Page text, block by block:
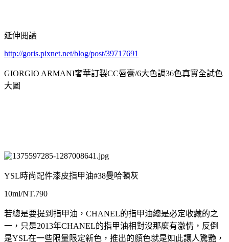
延伸閱讀
http://goris.pixnet.net/blog/post/39717691
GIORGIO ARMANI奢華訂製CC唇膏/6大色調36色真實全試色
大圖
YSL時尚配件漆皮指甲油#38曼哈頓灰
10ml/NT.790
若總是要提到指甲油，CHANEL的指甲油總是必定收藏的之
一，只是2013年CHANEL的指甲油相對沒那麼有激情，反倒
是YSL在一些限量限定新色，推出的顏色就是如此讓人驚艷，